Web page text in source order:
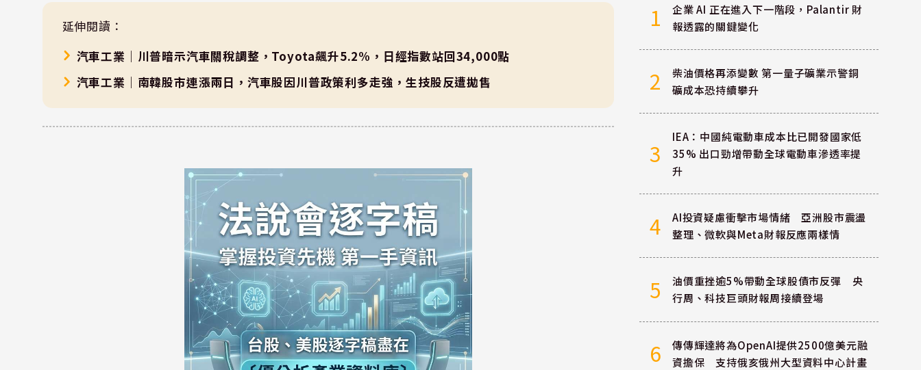
延伸閱讀：
汽車工業｜川普暗示汽車關稅調整，Toyota飆升5.2%，日經指數站回34,000點
汽車工業｜南韓股市連漲兩日，汽車股因川普政策利多走強，生技股反遭拋售
1
企業 AI 正在進入下一階段，Palantir 財
報透露的關鍵變化
2
柴油價格再添變數 第一量子礦業示警銅
礦成本恐持續攀升
3
IEA：中國純電動車成本比已開發國家低
35% 出口勁增帶動全球電動車滲透率提
升
4
AI投資疑慮衝擊市場情緒 亞洲股市震盪
整理、微軟與Meta財報反應兩樣情
5
油價重挫逾5%帶動全球股債市反彈 央
行周、科技巨頭財報周接續登場
6
傳傳輝達將為OpenAI提供2500億美元融
資擔保 支持俄亥俄州大型資料中心計畫